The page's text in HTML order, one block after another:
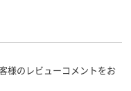
様のレビューコメントをお